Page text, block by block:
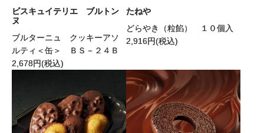
ビスキュイテリエ ブルトン
ヌ
ブルターニュ クッキーアソ
ルティ＜缶＞ ＢＳ－２４Ｂ
2,678円(税込)
たねや
どらやき（粒餡） １０個入
2,916円(税込)